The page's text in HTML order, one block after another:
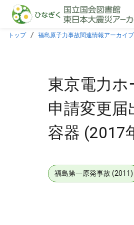
本文に飛ぶ
トップ 福島原子力事故関連情報アーカイ
東京電力
申請変更
容器 (2017
福島第一原発事故 (2011)